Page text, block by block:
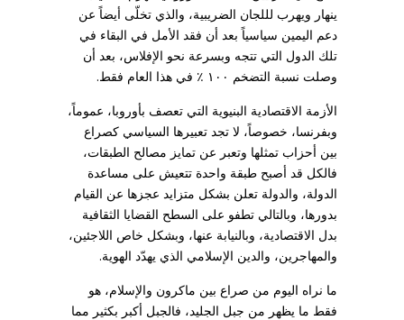
ينهار ويهرب لللجان الضريبية، والذي تخلّى أيضاً عن
دعم اليمين سياسياً بعد أن فقد الأمل في البقاء في
تلك الدول التي تتجه وبسرعة نحو الإفلاس، بعد أن
وصلت نسبة التضخم ١٠٠ ٪ في هذا العام فقط.
الأزمة الاقتصادية البنيوية التي تعصف بأوروبا، عموماً،
وبفرنسا، خصوصاً، لا تجد تعبيرها السياسي كصراع
بين أحزاب تمثلها وتعبر عن تمايز مصالح الطبقات،
فالكل قد أصبح طبقة واحدة تتعيش على مساعدة
الدولة، والدولة تعلن بشكل متزايد عجزها عن القيام
بدورها، وبالتالي تطفو على السطح القضايا الثقافية
بدل الاقتصادية، وبالنيابة عنها، وبشكل خاص اللاجئين،
والمهاجرين، والدين الإسلامي الذي يهدّد الهوية.
ما نراه اليوم من صراع بين ماكرون والإسلام، هو
فقط ما يظهر من جبل الجليد، فالجبل أكبر بكثير مما